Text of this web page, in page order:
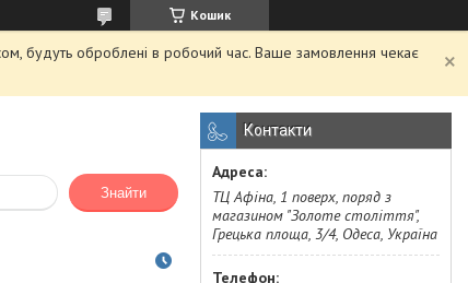
Кошик
будуть оброблені в робочий час. Ваше замовлення чекає
Знайти
Контакти
ТЦ Афіна, 1 поверх, поряд з
магазином "Золоте століття",
Грецька площа, 3/4, Одеса, Україна